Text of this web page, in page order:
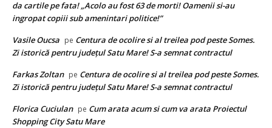
da cartile pe fata! „Acolo au fost 63 de morti! Oamenii si-au
ingropat copiii sub amenintari politice!”
Vasile Oucsa pe Centura de ocolire si al treilea pod peste Somes.
Zi istorică pentru județul Satu Mare! S-a semnat contractul
Farkas Zoltan pe Centura de ocolire si al treilea pod peste Somes.
Zi istorică pentru județul Satu Mare! S-a semnat contractul
Florica Cuciulan pe Cum arata acum si cum va arata Proiectul
Shopping City Satu Mare